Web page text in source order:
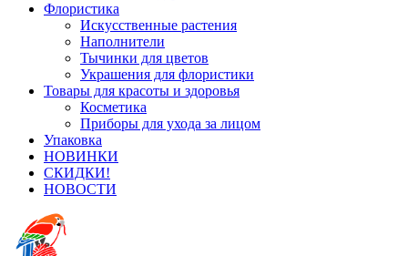
Флористика
Искусственные растения
Наполнители
Тычинки для цветов
Украшения для флористики
Товары для красоты и здоровья
Косметика
Приборы для ухода за лицом
Упаковка
НОВИНКИ
СКИДКИ!
НОВОСТИ